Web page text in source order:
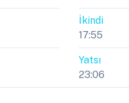
İkindi
17:55
Yatsı
23:06